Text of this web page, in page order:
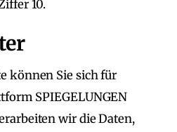
10.
können Sie sich für
SPIEGELUNGEN
wir die Daten,